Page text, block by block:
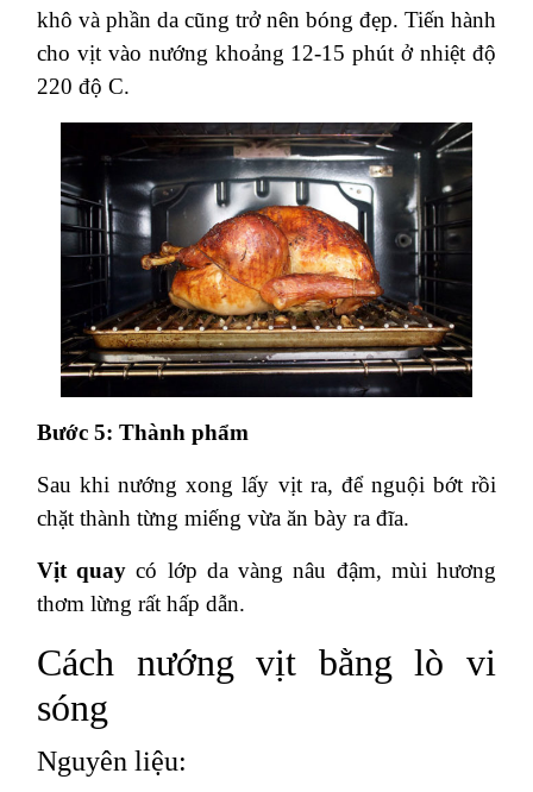
khô và phần da cũng trở nên bóng đẹp. Tiến hành
cho vịt vào nướng khoảng 12-15 phút ở nhiệt độ
220 độ C.
Bước 5: Thành phẩm
Sau khi nướng xong lấy vịt ra, để nguội bớt rồi
chặt thành từng miếng vừa ăn bày ra đĩa.
Vịt quay có lớp da vàng nâu đậm, mùi hương
thơm lừng rất hấp dẫn.
Cách nướng vịt bằng lò vi
sóng
Nguyên liệu: